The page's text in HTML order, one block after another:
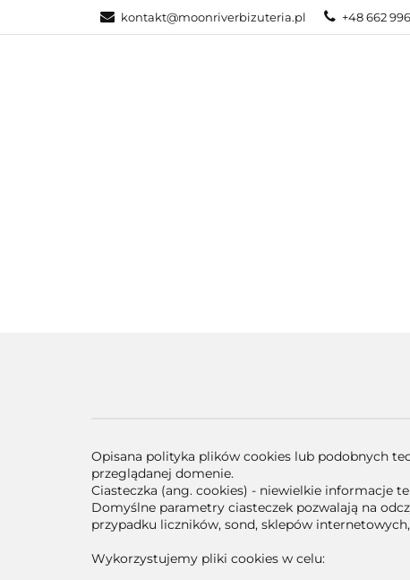
kontakt@moonriverbizuteria.pl +48 662
KATEGORIE
Opisana polityka plików cookies lub podobnych
przeglądanej domenie.
Ciasteczka (ang. cookies) - niewielkie informacje
Domyślne parametry ciasteczek pozwalają na
przypadku liczników, sond, sklepów
Wykorzystujemy pliki cookies w celu: